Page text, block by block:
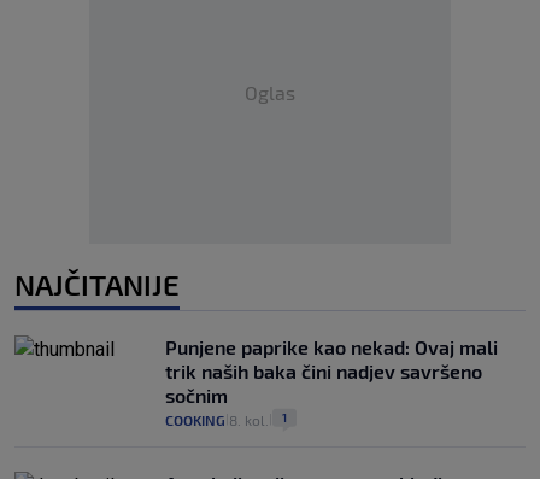
Oglas
NAJČITANIJE
Punjene paprike kao nekad: Ovaj mali
trik naših baka čini nadjev savršeno
sočnim
COOKING 8. kol. 1